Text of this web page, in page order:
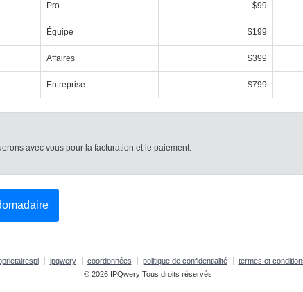
Pro $99
Équipe $199
Affaires $399
Entreprise $799
avec vous pour la facturation et le paiement.
ipqwery coordonnées politique de confidentialité
termes et
© 2026 IPQwery Tous droits réservés